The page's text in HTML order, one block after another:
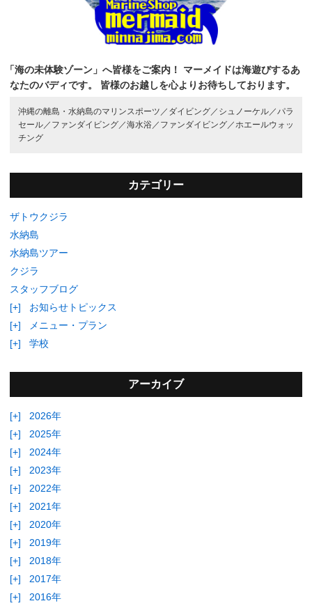
「海の未体験ゾーン」へ皆様をご案内！
マーメイドは海遊びするあ
なたのバディです。
皆様のお越しを心よりお待ちしております。
沖縄の離島・水納島のマリンスポーツ／ ダイビング／ シュノーケル／パラ
セール／ ファンダイビング／海水浴／ ファンダイビング／ホエールウォッ
チング
カテゴリー
ザトウクジラ
水納島
水納島ツアー
クジラ
スタッフブログ
[+]
お知らせトピックス
[+]
メニュー・プラン
[+]
学校
アーカイブ
[+]
2026年
[+]
2025年
[+]
2024年
[+]
2023年
[+]
2022年
[+]
2021年
[+]
2020年
[+]
2019年
[+]
2018年
[+]
2017年
[+]
2016年